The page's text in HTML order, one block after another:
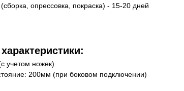
опрессовка, покраска) - 15-20 дней
учетом ножек)
200мм (при боковом подключении)